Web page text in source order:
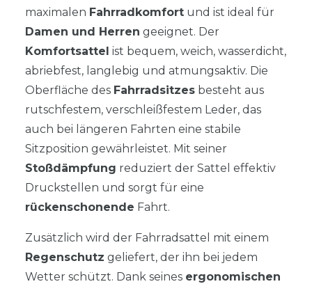
maximalen Fahrradkomfort und ist ideal für
Damen und Herren geeignet. Der
Komfortsattel ist bequem, weich, wasserdicht,
abriebfest, langlebig und atmungsaktiv. Die
Oberfläche des Fahrradsitzes besteht aus
rutschfestem, verschleißfestem Leder, das
auch bei längeren Fahrten eine stabile
Sitzposition gewährleistet. Mit seiner
Stoßdämpfung reduziert der Sattel effektiv
Druckstellen und sorgt für eine
rückenschonende Fahrt.
Zusätzlich wird der Fahrradsattel mit einem
Regenschutz geliefert, der ihn bei jedem
Wetter schützt. Dank seines ergonomischen